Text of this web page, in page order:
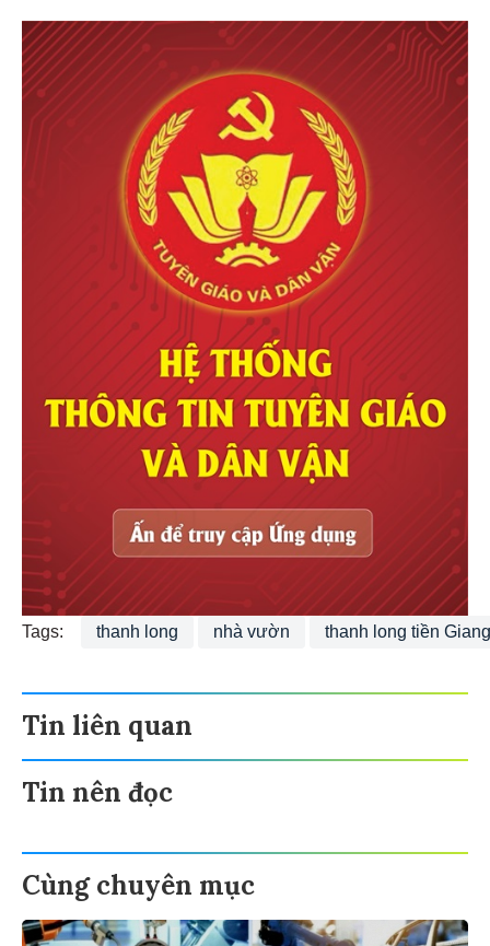
Tags: thanh long nhà vườn thanh long tiền Giang
Tin liên quan
Tin nên đọc
Cùng chuyên mục